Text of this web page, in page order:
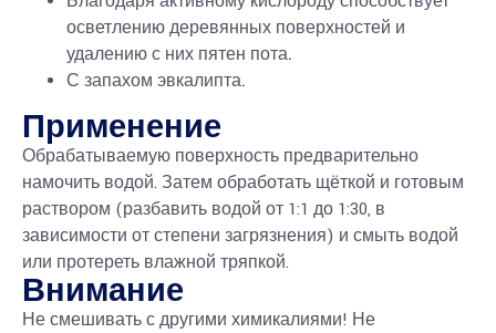
осветлению деревянных поверхностей и
удалению с них пятен пота.
С запахом эвкалипта.
Применение
Обрабатываемую поверхность предварительно
намочить водой. Затем обработать щёткой и готовым
раствором (разбавить водой от 1:1 до 1:30, в
зависимости от степени загрязнения) и смыть водой
или протереть влажной тряпкой.
Внимание
Не смешивать с другими химикалиями! Не